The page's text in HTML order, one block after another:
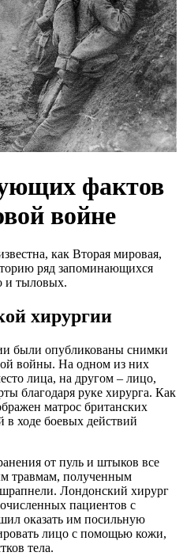
фактов
войне
как Вторая мировая,
ряд запоминающихся
и тыловых.
хирургии
были опубликованы снимки
войны. На одном из них
лица, на другом – лицо,
благодаря руке хирурга. Как
матрос британских
ходе боевых действий
от пуль и штыков все
травмам, полученным
Лондонский хирург
пациентов с
оказать им посильную
лицо с помощью кожи,
тела.